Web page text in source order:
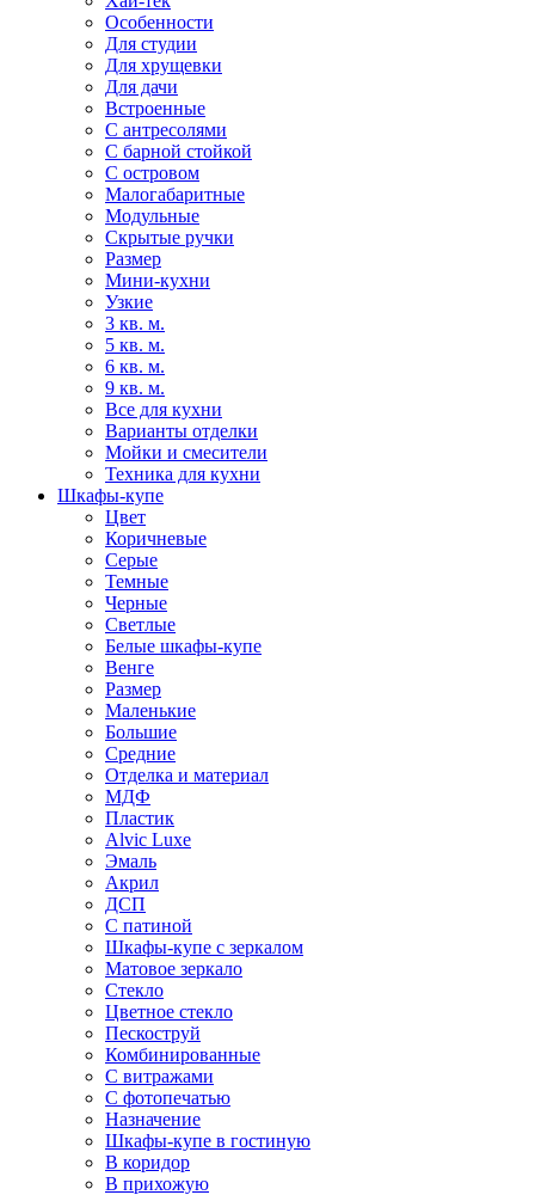
Особенности
Для студии
Для хрущевки
Для дачи
Встроенные
С антресолями
С барной стойкой
С островом
Малогабаритные
Модульные
Скрытые ручки
Размер
Мини-кухни
Узкие
3 кв. м.
5 кв. м.
6 кв. м.
9 кв. м.
Все для кухни
Варианты отделки
Мойки и смесители
Техника для кухни
Шкафы-купе
Цвет
Коричневые
Серые
Темные
Черные
Светлые
Белые шкафы-купе
Венге
Размер
Маленькие
Большие
Средние
Отделка и материал
МДФ
Пластик
Alvic Luxe
Эмаль
Акрил
ДСП
С патиной
Шкафы-купе с зеркалом
Матовое зеркало
Стекло
Цветное стекло
Пескоструй
Комбинированные
С витражами
С фотопечатью
Назначение
Шкафы-купе в гостиную
В коридор
В прихожую